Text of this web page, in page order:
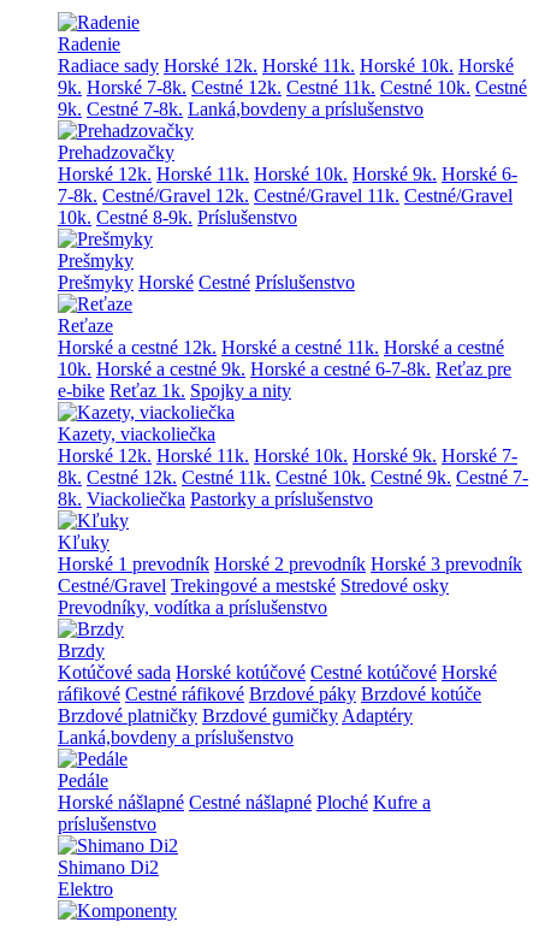
Radenie
Radiace sady Horské 12k. Horské 11k. Horské 10k. Horské
9k. Horské 7-8k. Cestné 12k. Cestné 11k. Cestné 10k. Cestné
9k. Cestné 7-8k. Lanká,bovdeny a príslušenstvo
Prehadzovačky
Horské 12k. Horské 11k. Horské 10k. Horské 9k. Horské 6-
7-8k. Cestné/Gravel 12k. Cestné/Gravel 11k. Cestné/Gravel
10k. Cestné 8-9k. Príslušenstvo
Prešmyky
Prešmyky Horské Cestné Príslušenstvo
Reťaze
Horské a cestné 12k. Horské a cestné 11k. Horské a cestné
10k. Horské a cestné 9k. Horské a cestné 6-7-8k. Reťaz pre
e-bike Reťaz 1k. Spojky a nity
Kazety, viackoliečka
Horské 12k. Horské 11k. Horské 10k. Horské 9k. Horské 7-
8k. Cestné 12k. Cestné 11k. Cestné 10k. Cestné 9k. Cestné 7-
8k. Viackoliečka Pastorky a príslušenstvo
Kľuky
Horské 1 prevodník Horské 2 prevodník Horské 3 prevodník
Cestné/Gravel Trekingové a mestské Stredové osky
Prevodníky, vodítka a príslušenstvo
Brzdy
Kotúčové sada Horské kotúčové Cestné kotúčové Horské
ráfikové Cestné ráfikové Brzdové páky Brzdové kotúče
Brzdové platničky Brzdové gumičkyAdaptéry
Lanká,bovdeny a príslušenstvo
Pedále
Horské nášlapné Cestné nášlapné Ploché Kufre a
príslušenstvo
Shimano Di2
Elektro